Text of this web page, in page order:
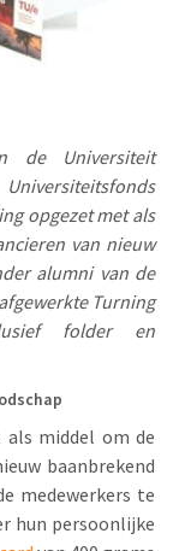
de Universiteit
opgezet met als
van nieuw
alumni van de
Turning
folder en
als middel om de
baanbrekend
medewerkers te
hun persoonlijke